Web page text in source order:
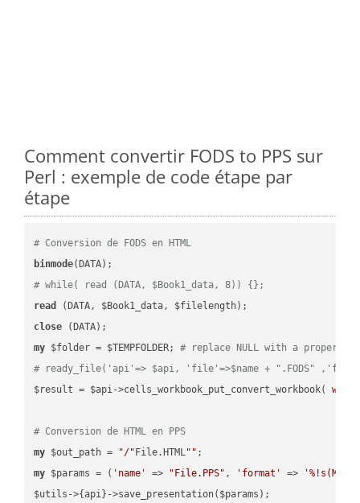
Comment convertir FODS to PPS sur
Perl : exemple de code étape par
étape
# Conversion de FODS en HTML
binmode
# while( read (DATA, $Book1_data, 8)) {};
read
close
my $folder = $TEMPFOLDER; # replace NULL with a proper
# ready_file('api'=> $api, 'file'=>$name + ".FODS"
$result = $api->cells_workbook_put_convert_workbook(
# Conversion de HTML en PPS
my $out_path = "/" File.HTML""
my $params = ( 'name' => "File.PPS" , 'format' =>